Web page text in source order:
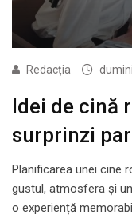
Redacția
Idei de cină
surprinzi
Planificarea unei cine
gustul, atmosfera și
o experiență